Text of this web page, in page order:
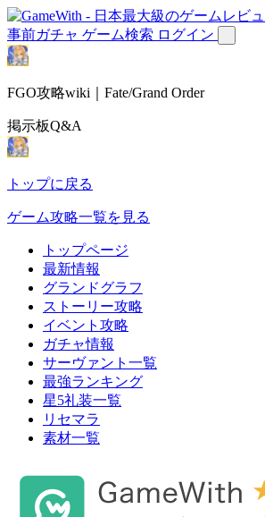
事前ガチャ ゲーム検索 ログイン
FGO攻略wiki｜Fate/Grand Order
掲示板Q&A
トップに戻る
ゲーム攻略一覧を見る
トップページ
最新情報
グランドグラフ
ストーリー攻略
イベント攻略
ガチャ情報
サーヴァント一覧
最強ランキング
星5礼装一覧
リセマラ
素材一覧